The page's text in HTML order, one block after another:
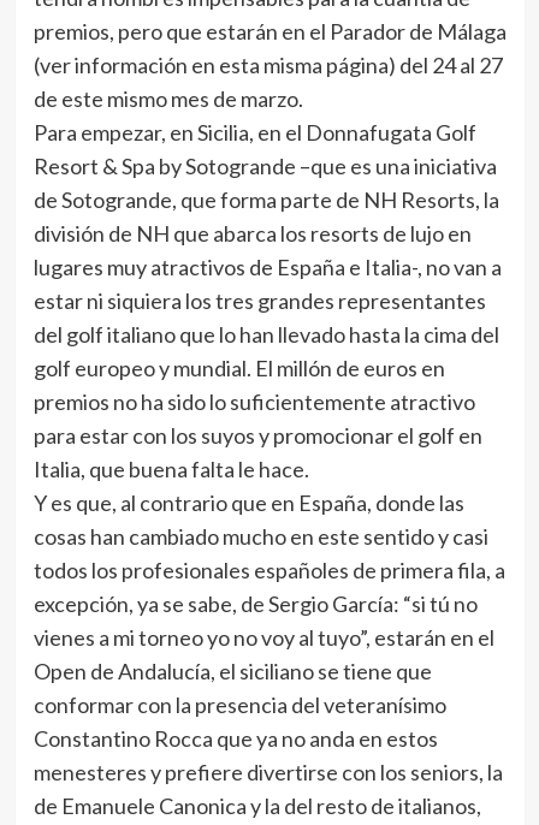
premios, pero que estarán en el Parador de Málaga
(ver información en esta misma página) del 24 al 27
de este mismo mes de marzo.
Para empezar, en Sicilia, en el Donnafugata Golf
Resort & Spa by Sotogrande –que es una iniciativa
de Sotogrande, que forma parte de NH Resorts, la
división de NH que abarca los resorts de lujo en
lugares muy atractivos de España e Italia-, no van a
estar ni siquiera los tres grandes representantes
del golf italiano que lo han llevado hasta la cima del
golf europeo y mundial. El millón de euros en
premios no ha sido lo suficientemente atractivo
para estar con los suyos y promocionar el golf en
Italia, que buena falta le hace.
Y es que, al contrario que en España, donde las
cosas han cambiado mucho en este sentido y casi
todos los profesionales españoles de primera fila, a
excepción, ya se sabe, de Sergio García: “si tú no
vienes a mi torneo yo no voy al tuyo”, estarán en el
Open de Andalucía, el siciliano se tiene que
conformar con la presencia del veteranísimo
Constantino Rocca que ya no anda en estos
menesteres y prefiere divertirse con los seniors, la
de Emanuele Canonica y la del resto de italianos,